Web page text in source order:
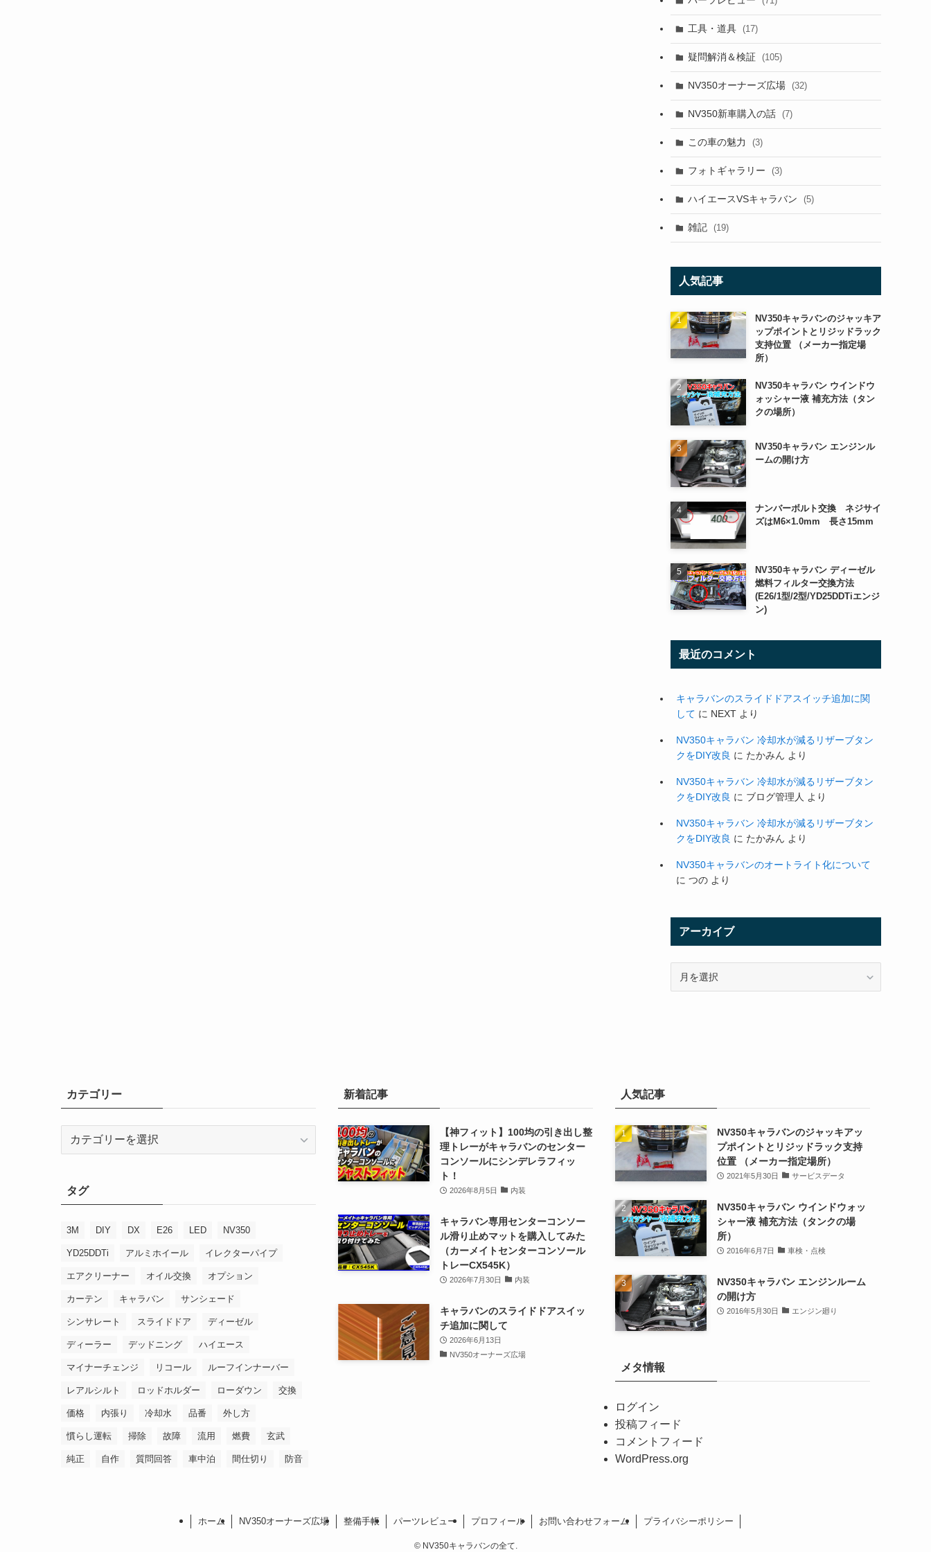
工具・道具 (17)
疑問解消＆検証 (105)
NV350オーナーズ広場 (32)
NV350新車購入の話 (7)
この車の魅力 (3)
フォトギャラリー (3)
ハイエースVSキャラバン (5)
雑記 (19)
人気記事
NV350キャラバンのジャッキア
ップポイントとリジッドラック
支持位置 （メーカー指定場
所）
NV350キャラバン ウインドウ
ォッシャー液 補充方法（タン
クの場所）
NV350キャラバン エンジンル
ームの開け方
ナンバーボルト交換 ネジサイ
ズはM6×1.0mm 長さ15mm
NV350キャラバン ディーゼル
燃料フィルター交換方法
(E26/1型/2型/YD25DDTiエンジ
ン)
最近のコメント
キャラバンのスライドドアスイッチ追加に関
して に NEXT より
NV350キャラバン 冷却水が減るリザーブタン
クをDIY改良 に たかみん より
NV350キャラバン 冷却水が減るリザーブタン
クをDIY改良 に ブログ管理人 より
NV350キャラバン 冷却水が減るリザーブタン
クをDIY改良 に たかみん より
NV350キャラバンのオートライト化について
に つの より
アーカイブ
カテゴリー
リ
ー
タグ
3M DIY DX E26 LED NV350
YD25DDTi アルミホイール イレクターパイプ
エアクリーナー オイル交換 オプション
カーテン キャラバン サンシェード
シンサレート スライドドア ディーゼル
ディーラー デッドニング ハイエース
マイナーチェンジ リコール ルーフインナーバー
レアルシルト ロッドホルダー ローダウン 交換
価格 内張り 冷却水 品番 外し方
慣らし運転 掃除 故障 流用 燃費 玄武
純正 自作 質問回答 車中泊 間仕切り 防音
新着記事
【神フィット】100均の引き出し整
理トレーがキャラバンのセンター
コンソールにシンデレラフィッ
ト！
2026年8月5日 内装
キャラバン専用センターコンソー
ル滑り止めマットを購入してみた
（カーメイトセンターコンソール
トレーCX545K）
2026年7月30日 内装
キャラバンのスライドドアスイッ
チ追加に関して
2026年6月13日
NV350オーナーズ広場
人気記事
NV350キャラバンのジャッキアッ
プポイントとリジッドラック支持
位置 （メーカー指定場所）
2021年5月30日 サービスデータ
NV350キャラバン ウインドウォッ
シャー液 補充方法（タンクの場
所）
2016年6月7日 車検・点検
NV350キャラバン エンジンルーム
の開け方
2016年5月30日 エンジン廻り
メタ情報
ログイン
投稿フィード
コメントフィード
WordPress.org
ホーム NV350オーナーズ広場 整備手帳 パーツレビュー プロフィール お問い合わせフォーム プライバシーポリシー
©NV350キャラバンの全て.